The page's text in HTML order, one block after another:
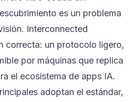
es un problema
Interconnected
correcta: un protocolo ligero,
por máquinas que replica
el ecosistema de apps IA.
adoptan el estándar,